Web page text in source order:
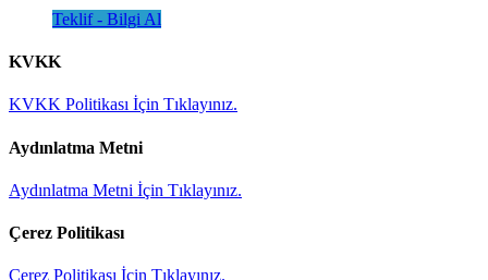
Teklif - Bilgi Al
KVKK
KVKK Politikası İçin Tıklayınız.
Aydınlatma Metni
Aydınlatma Metni İçin Tıklayınız.
Çerez Politikası
Çerez Politikası İçin Tıklayınız.